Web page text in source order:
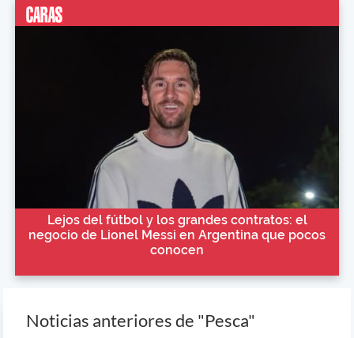
Lejos del fútbol y los grandes contratos: el
negocio de Lionel Messi en Argentina que pocos
conocen
Noticias anteriores de "Pesca"